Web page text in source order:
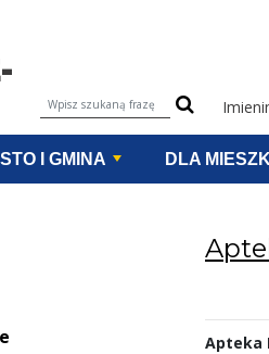
Wyszukiwarka treści na stronie
I GMINA DLA
Apteka